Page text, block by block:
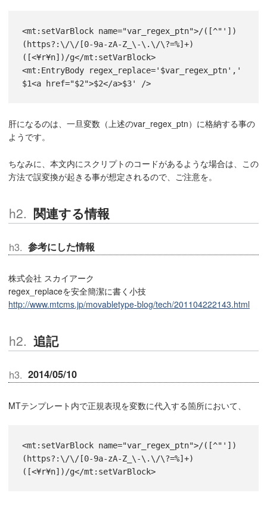
<mt:setVarBlock name="var_regex_ptn">/([^"'])
(https?:\/\/[0-9a-zA-Z_\-\.\/\?=%]+)
([<¥r¥n])/g</mt:setVarBlock>
<mt:EntryBody regex_replace='$var_regex_ptn','
$1<a href="$2">$2</a>$3' />
肝になるのは、一旦変数（上述のvar_regex_ptn）に格納する事の
ようです。
ちなみに、本文内にスクリプトのコードがあるような場合は、この
方法で誤変換が起きる事が想定されるので、ご注意を。
関連する情報
参考にした情報
株式会社 スカイアーク
regex_replaceを安全簡潔に書く小技
http://www.mtcms.jp/movabletype-blog/tech/201104222143.html
追記
2014/05/10
MTテンプレート内で正規表現を変数に代入する箇所において、
<mt:setVarBlock name="var_regex_ptn">/([^"'])
(https?:\/\/[0-9a-zA-Z_\-\.\/\?=%]+)
([<¥r¥n])/g</mt:setVarBlock>